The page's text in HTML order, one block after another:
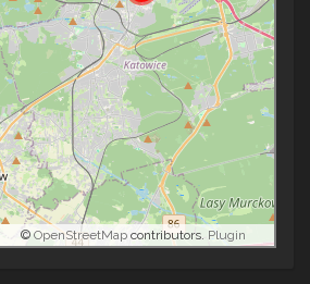
© OpenStreetMap contributors. Plugin